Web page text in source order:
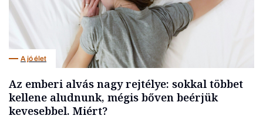
A jó élet
Az emberi alvás nagy rejtélye: sokkal többet
kellene aludnunk, mégis bőven beérjük
kevesebbel. Miért?